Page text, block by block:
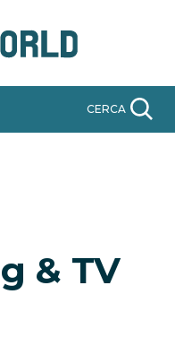
CERCA
& TV